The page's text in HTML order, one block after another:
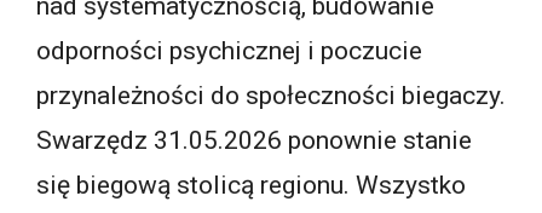
odporności psychicznej i poczucie
przynależności do społeczności biegaczy.
Swarzędz 31.05.2026 ponownie stanie
się biegową stolicą regionu. Wszystko